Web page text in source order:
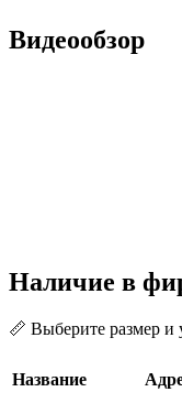
Видеообзор
Наличие в
📏 Выберите размер и
Название